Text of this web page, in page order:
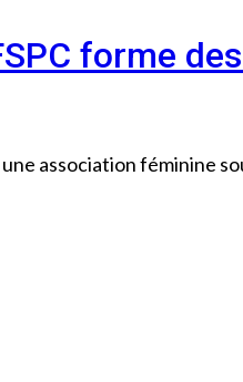
forme
association féminine